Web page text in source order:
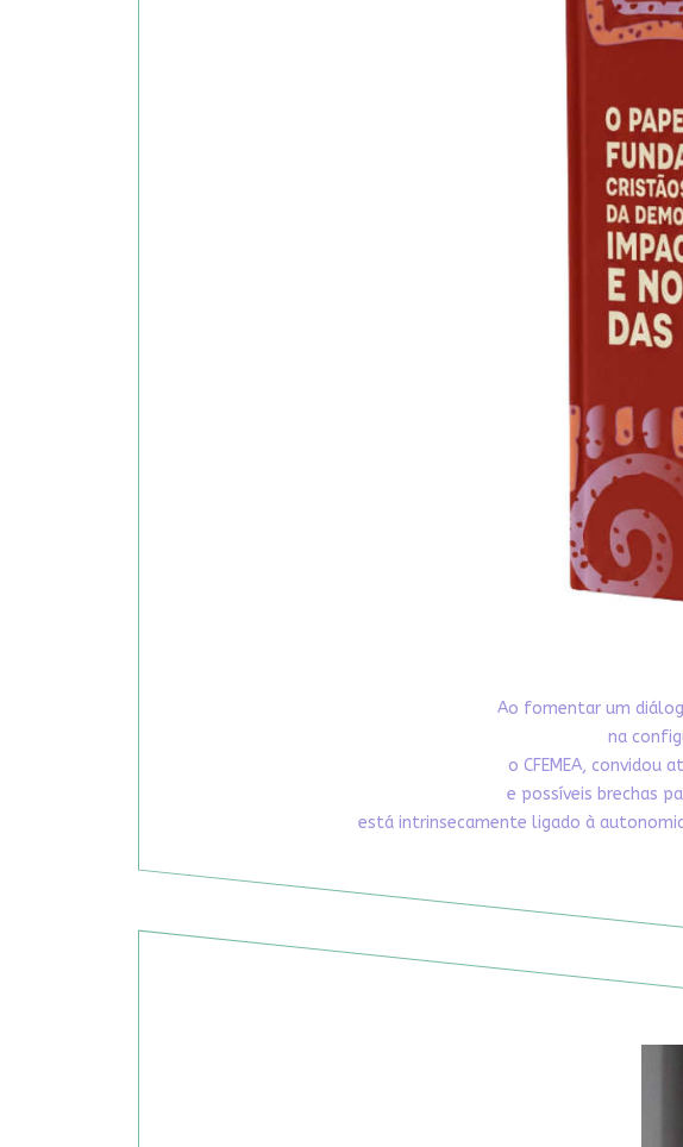
Ao fomentar um
na
o CFEMEA,
e possíveis brechas
está intrinsecamente ligado à